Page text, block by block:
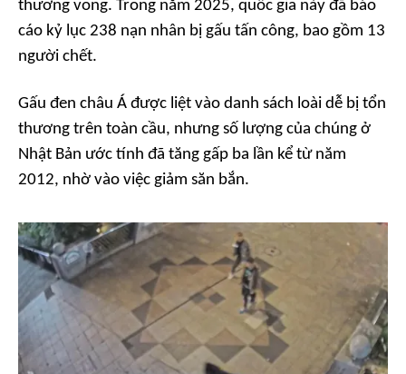
thương vong. Trong năm 2025, quốc gia này đã báo
cáo kỷ lục 238 nạn nhân bị gấu tấn công, bao gồm 13
người chết.
Gấu đen châu Á được liệt vào danh sách loài dễ bị tổn
thương trên toàn cầu, nhưng số lượng của chúng ở
Nhật Bản ước tính đã tăng gấp ba lần kể từ năm
2012, nhờ vào việc giảm săn bắn.